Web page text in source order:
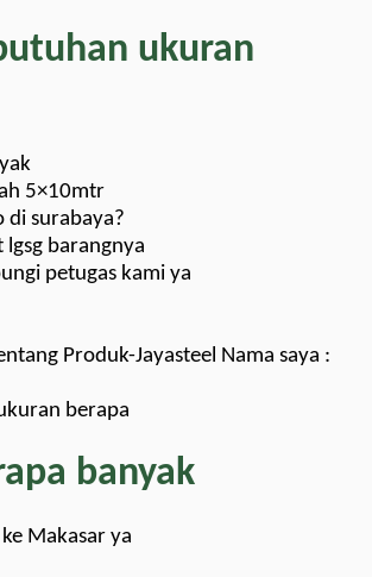
ukuran
5×10mtr
di surabaya?
lgsg barangnya
petugas kami ya
Produk-Jayasteel Nama saya :
berapa
banyak
Makasar ya